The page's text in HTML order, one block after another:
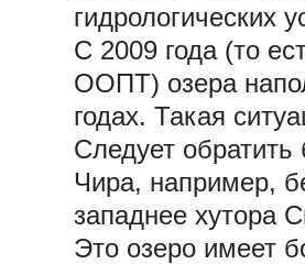
гидрологических
С 2009 года (то
ООПТ) озера
годах. Такая
Следует
Чира, например,
западнее хутора
Это озеро имеет